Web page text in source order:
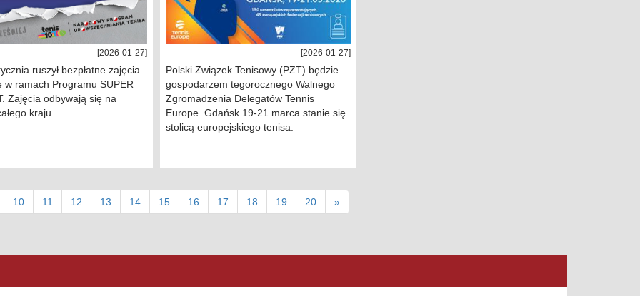
[2026-01-27]
ruszył bezpłatne zajęcia
w ramach Programu SUPER
Zajęcia odbywają się na
kraju.
[2026-01-27]
Polski Związek Tenisowy (PZT) będzie
gospodarzem tegorocznego Walnego
Zgromadzenia Delegatów Tennis
Europe. Gdańsk 19-21 marca stanie się
stolicą europejskiego tenisa.
10 11 12 13 14 15 16 17 18 19 20 »